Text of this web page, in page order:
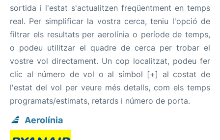
sortida i l'estat s'actualitzen freqüentment en temps
real. Per simplificar la vostra cerca, teniu l'opció de
filtrar els resultats per aerolínia o període de temps,
o podeu utilitzar el quadre de cerca per trobar el
vostre vol directament. Un cop localitzat, podeu fer
clic al número de vol o al símbol [+] al costat de
l'estat del vol per veure més detalls, com els temps
programats/estimats, retards i número de porta.
Aerolínia